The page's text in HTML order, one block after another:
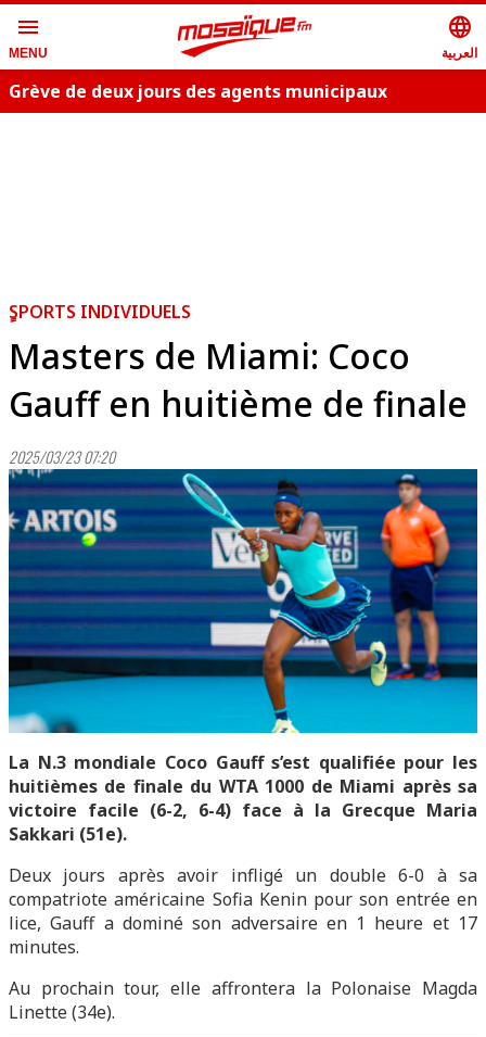
menu
MENU
language
العربية
Grève de deux jours des agents municipaux
ٍSPORTS INDIVIDUELS
Masters de Miami: Coco
Gauff en huitième de finale
2025/03/23 07:20
La N.3 mondiale Coco Gauff s’est qualifiée pour les
huitièmes de finale du WTA 1000 de Miami après sa
victoire facile (6-2, 6-4) face à la Grecque Maria
Sakkari (51e).
Deux jours après avoir infligé un double 6-0 à sa
compatriote américaine Sofia Kenin pour son entrée en
lice, Gauff a dominé son adversaire en 1 heure et 17
minutes.
Au prochain tour, elle affrontera la Polonaise Magda
Linette (34e).